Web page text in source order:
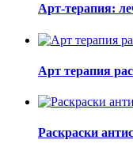
Арт-терапия:
Арт терапия
Раскраски